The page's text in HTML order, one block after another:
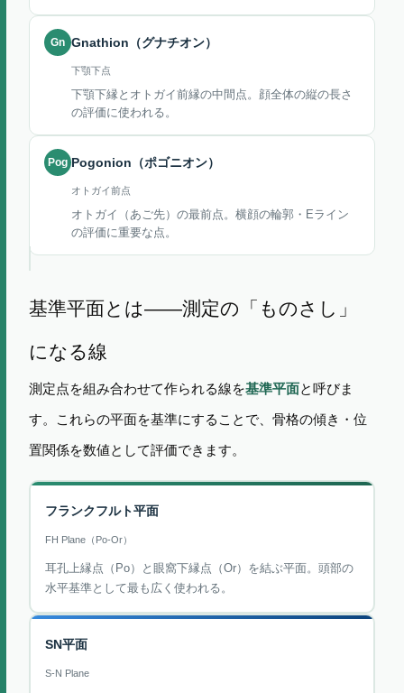
Gn Gnathion（グナチオン）
下顎下点
下顎下縁とオトガイ前縁の中間点。顔全体の縦の長さ
の評価に使われる。
Pog Pogonion（ポゴニオン）
オトガイ前点
オトガイ（あご先）の最前点。横顔の輪郭・Eライン
の評価に重要な点。
基準平面とは——測定の「ものさし」
になる線
測定点を組み合わせて作られる線を基準平面と呼びま
す。これらの平面を基準にすることで、骨格の傾き・位
置関係を数値として評価できます。
フランクフルト平面
FH Plane（Po-Or）
耳孔上縁点（Po）と眼窩下縁点（Or）を結ぶ平面。頭部の
水平基準として最も広く使われる。
SN平面
S-N Plane